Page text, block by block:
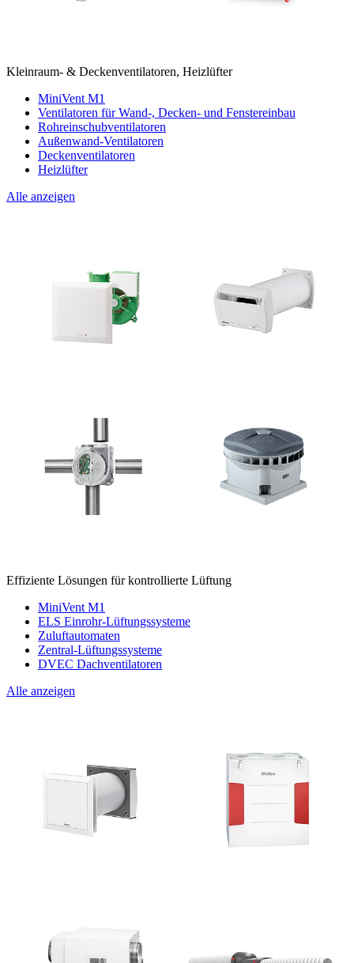
Kleinraum- & Deckenventilatoren, Heizlüfter
MiniVent M1
Ventilatoren für Wand-, Decken- und Fenstereinbau
Rohreinschubventilatoren
Außenwand-Ventilatoren
Deckenventilatoren
Heizlüfter
Alle anzeigen
Effiziente Lösungen für kontrollierte Lüftung
MiniVent M1
ELS Einrohr-Lüftungssysteme
Zuluftautomaten
Zentral-Lüftungssysteme
DVEC Dachventilatoren
Alle anzeigen